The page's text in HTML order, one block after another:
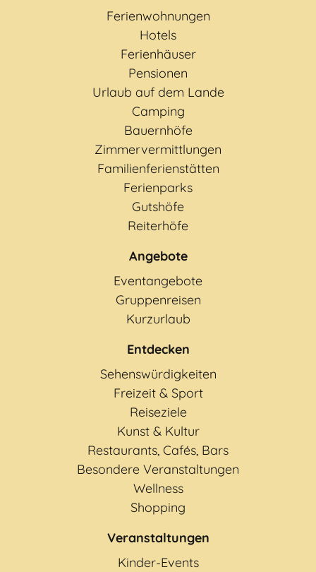
Ferienwohnungen
Hotels
Ferienhäuser
Pensionen
Urlaub auf dem Lande
Camping
Bauernhöfe
Zimmervermittlungen
Familienferienstätten
Ferienparks
Gutshöfe
Reiterhöfe
Angebote
Eventangebote
Gruppenreisen
Kurzurlaub
Entdecken
Sehenswürdigkeiten
Freizeit & Sport
Reiseziele
Kunst & Kultur
Restaurants, Cafés, Bars
Besondere Veranstaltungen
Wellness
Shopping
Veranstaltungen
Kinder-Events